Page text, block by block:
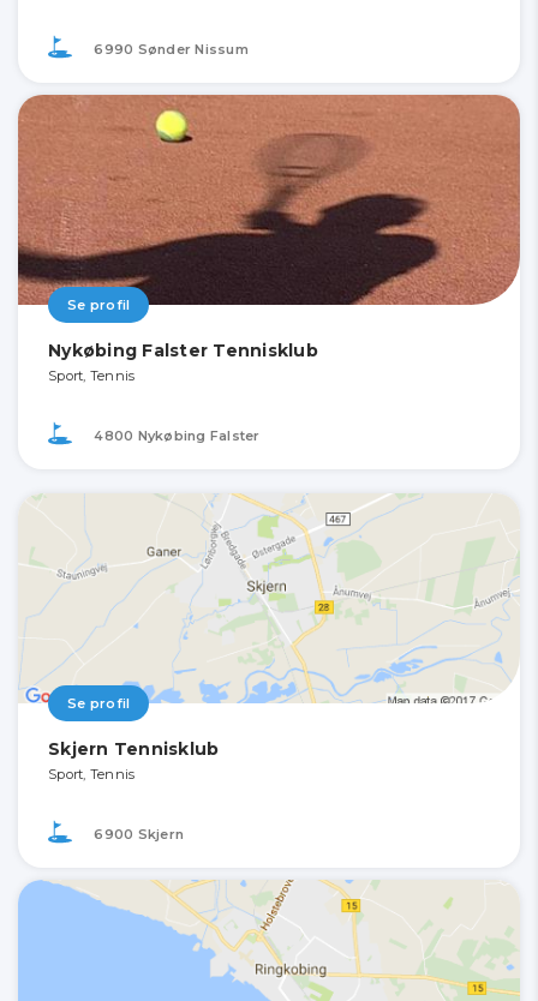
6990 Sønder Nissum
Se profil
Nykøbing Falster Tennisklub
Sport, Tennis
4800 Nykøbing Falster
Se profil
Skjern Tennisklub
Sport, Tennis
6900 Skjern